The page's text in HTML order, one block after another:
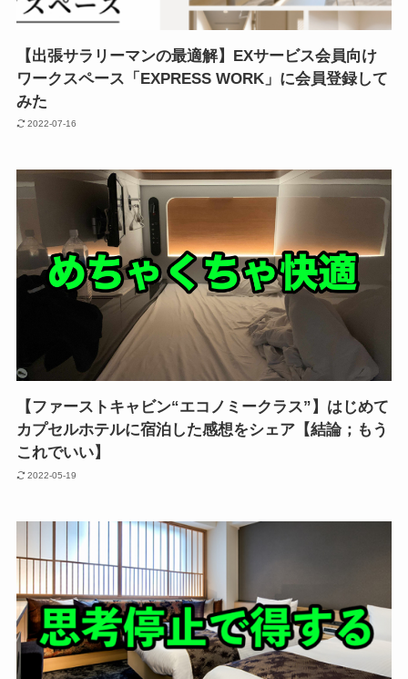
【出張サラリーマンの最適解】EXサービス会員向け
ワークスペース「EXPRESS WORK」に会員登録して
みた
2022-07-16
【ファーストキャビン“エコノミークラス”】はじめて
カプセルホテルに宿泊した感想をシェア【結論；もう
これでいい】
2022-05-19